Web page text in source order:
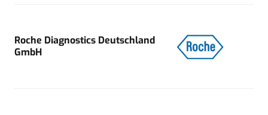
Roche Diagnostics Deutschland
GmbH